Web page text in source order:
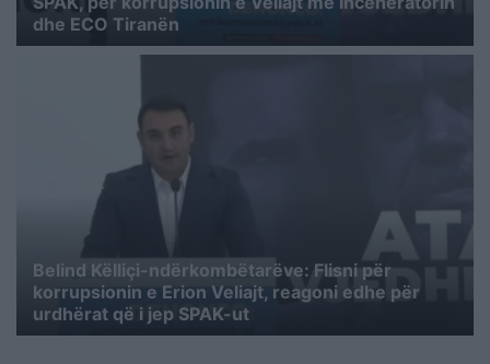
dhe ECO Tiranën
Belind Këlliçi-ndërkombëtarëve: Flisni për
korrupsionin e Erion Veliajt, reagoni edhe për
urdhërat që i jep SPAK-ut